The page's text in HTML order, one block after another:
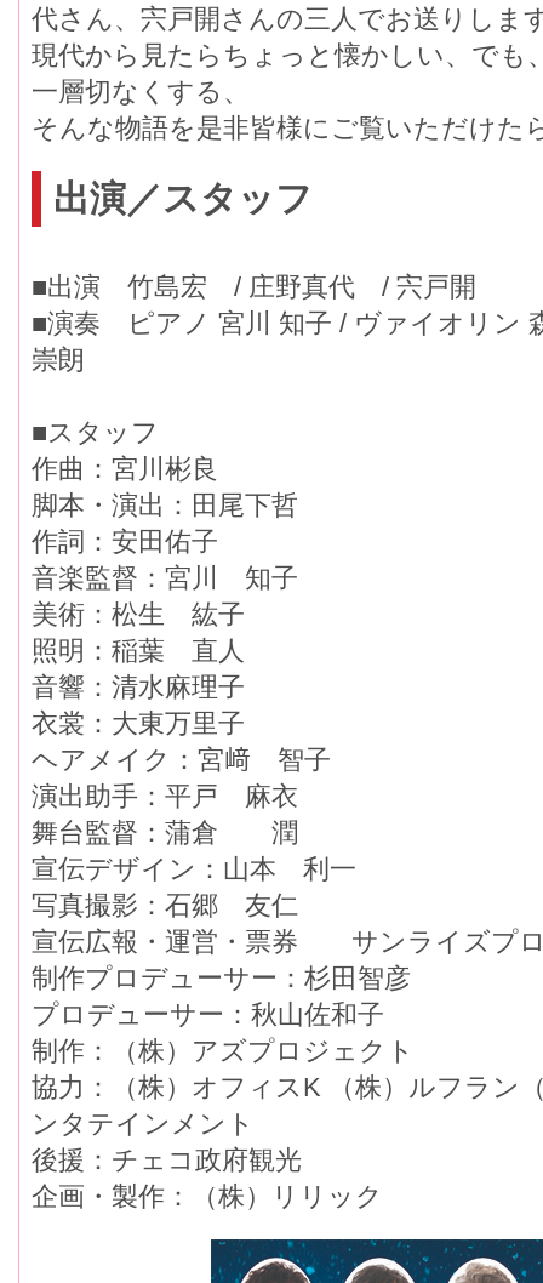
代さん、宍戸開さんの三人でお送りしま
現代から見たらちょっと懐かしい、でも
一層切なくする、
そんな物語を是非皆様にご覧いただけた
出演／スタッフ
■出演 竹島宏 / 庄野真代 / 宍戸開
■演奏 ピアノ 宮川 知子 / ヴァイオリン
崇朗
■スタッフ
作曲：宮川彬良
脚本・演出：田尾下哲
作詞：安田佑子
音楽監督：宮川 知子
美術：松生 紘子
照明：稲葉 直人
音響：清水麻理子
衣裳：大東万里子
ヘアメイク：宮﨑 智子
演出助手：平戸 麻衣
舞台監督：蒲倉 潤
宣伝デザイン：山本 利一
写真撮影：石郷 友仁
宣伝広報・運営・票券 サンライズプ
制作プロデューサー：杉田智彦
プロデューサー：秋山佐和子
制作：（株）アズプロジェクト
協力：（株）オフィスK （株）ルフラ
ンタテインメント
後援：チェコ政府観光
企画・製作：（株）リリック